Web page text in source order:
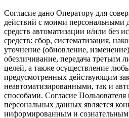
Согласие дано Оператору для
действий с моими персональными
средств автоматизации и/или без
средств: сбор, систематизация,
уточнение (обновление,
обезличивание, передача третьим
целей, а также осуществление
предусмотренных действующим
неавтоматизированными, так и
способами. Согласие Пользователя
персональных данных является
информированным и